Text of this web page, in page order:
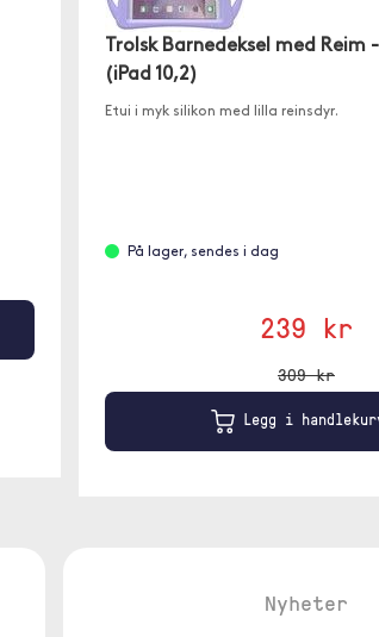
Trolsk Barnedeksel med
(iPad 10,2)
Etui i myk silikon med lilla reinsdyr.
På lager, sendes i dag
239 kr
309 kr
Legg i
Nyheter